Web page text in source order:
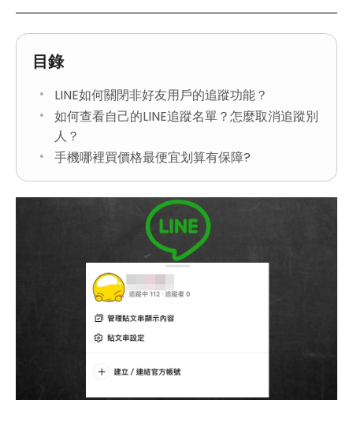
目錄
LINE如何關閉非好友用戶的追蹤功能？
如何查看自己的LINE追蹤名單？怎麼取消追蹤別
人？
手機哪裡買價格最便宜划算有保障?